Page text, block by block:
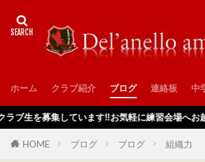
ホーム クラブ紹介 ブログ 連絡板 中
募集しています‼️お気軽に練習会場へお越しくだ
HOME ブログ ブログ 組織力